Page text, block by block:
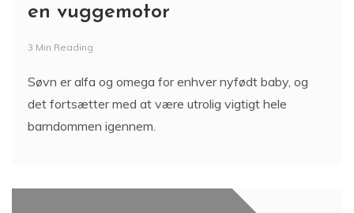
en vuggemotor
3 Min Reading
Søvn er alfa og omega for enhver nyfødt baby, og
det fortsætter med at være utrolig vigtigt hele
barndommen igennem.